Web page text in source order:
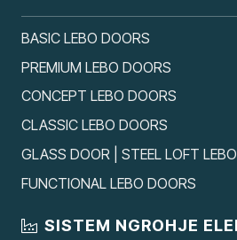
BASIC LEBO DOORS
PREMIUM LEBO DOORS
CONCEPT LEBO DOORS
CLASSIC LEBO DOORS
GLASS DOOR | STEEL LOFT
FUNCTIONAL LEBO DOORS
SISTEM NGROHJE